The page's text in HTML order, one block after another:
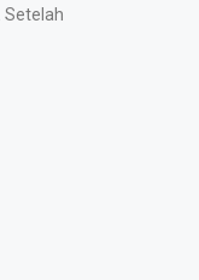
Setelah